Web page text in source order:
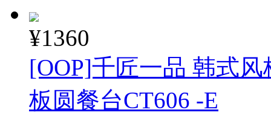
¥1360
[OOP]千匠一品 韩式
板圆餐台CT606 -E